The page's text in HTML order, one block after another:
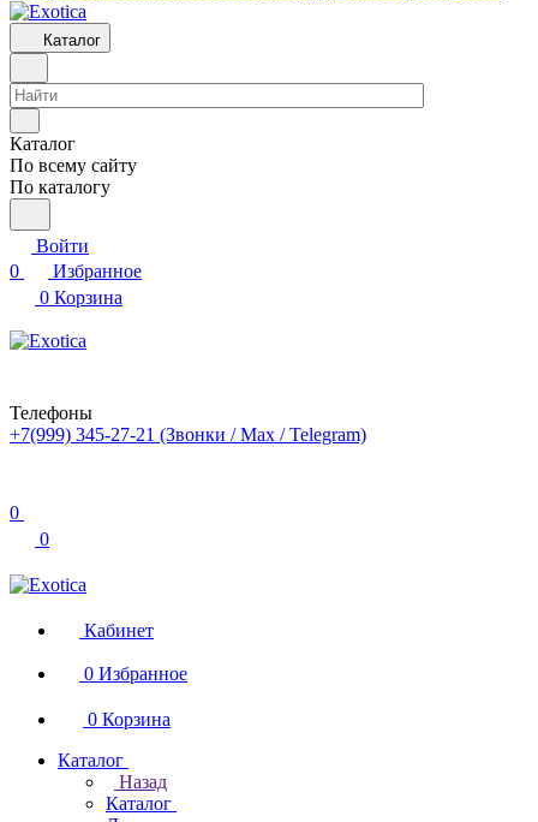
Каталог
Каталог
По всему сайту
По каталогу
Войти
0
Избранное
0 Корзина
Телефоны
+7(999) 345-27-21 (Звонки / Max / Telegram)
0
0
Кабинет
0 Избранное
0 Корзина
Каталог
Назад
Каталог